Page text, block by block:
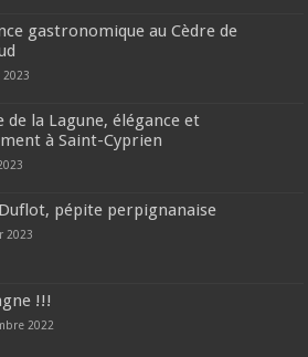
gastronomique au Cèdre de
de la Lagune, élégance et
à Saint-Cyprien
pépite perpignanaise
2023
!!!
2022